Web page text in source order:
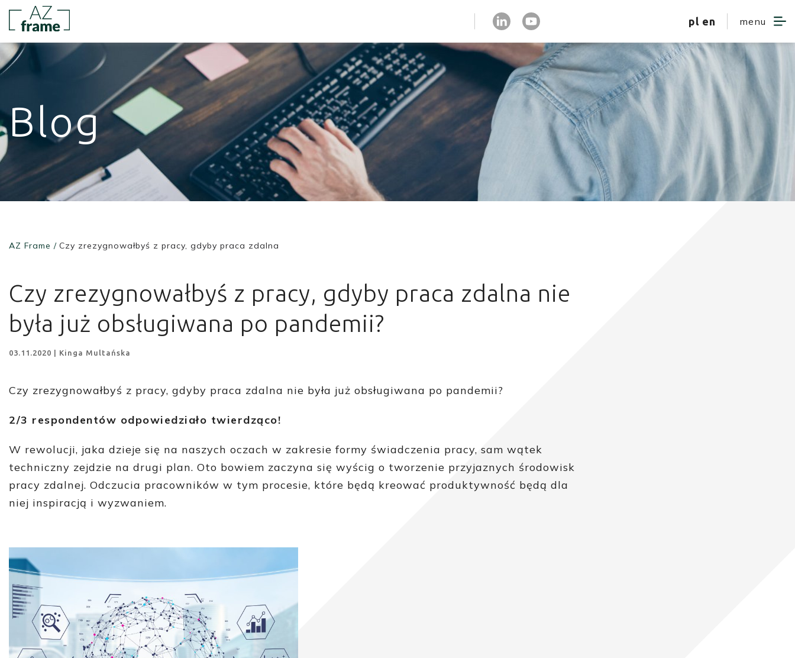
pl en menu
Blog
AZ Frame / Czy zrezygnowałbyś z pracy, gdyby praca zdalna
Czy zrezygnowałbyś z pracy, gdyby praca zdalna nie
była już obsługiwana po pandemii?
03.11.2020 | Kinga Multańska
Czy zrezygnowałbyś z pracy, gdyby praca zdalna nie była już obsługiwana po pandemii?
2/3 respondentów odpowiedziało twierdząco!
W rewolucji, jaka dzieje się na naszych oczach w zakresie formy świadczenia pracy, sam wątek
techniczny zejdzie na drugi plan. Oto bowiem zaczyna się wyścig o tworzenie przyjaznych środowisk
pracy zdalnej. Odczucia pracowników w tym procesie, które będą kreować produktywność będą dla
niej inspiracją i wyzwaniem.